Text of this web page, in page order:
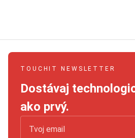
TOUCHIT NEWSLETTER
Dostávaj
ako prvý.